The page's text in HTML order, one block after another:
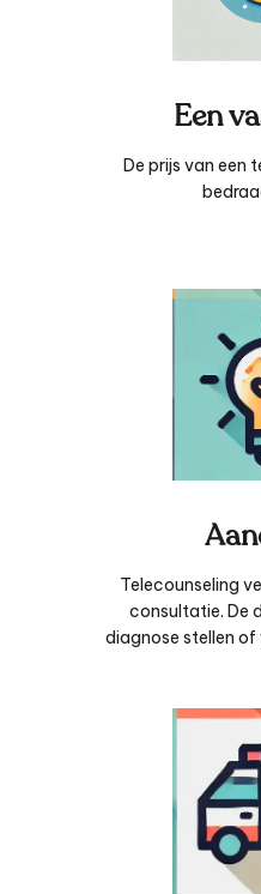
Een
De prijs van een
Telecounseling
consultatie. De
diagnose stellen